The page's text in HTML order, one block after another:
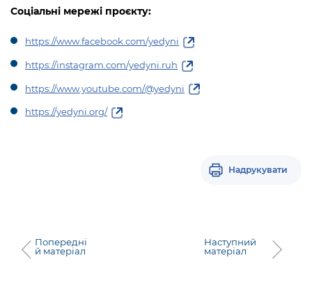
Соціальні мережі проєкту:
https://www.facebook.com/yedyni
https://instagram.com/yedyni.ruh
https://www.youtube.com/@yedyni
https://yedyni.org/
Надрукувати
Попередні
й матеріал
Наступний
матеріал